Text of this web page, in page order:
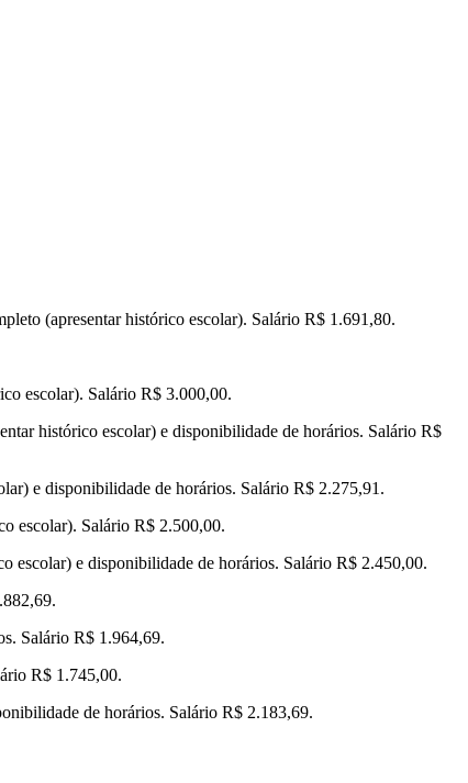
(apresentar histórico escolar). Salário R$ 1.691,80.
escolar). Salário R$ 3.000,00.
histórico escolar) e disponibilidade de horários. Salário R$
e disponibilidade de horários. Salário R$ 2.275,91.
escolar). Salário R$ 2.500,00.
escolar) e disponibilidade de horários. Salário R$ 2.450,00.
Salário R$ 1.964,69.
R$ 1.745,00.
de horários. Salário R$ 2.183,69.